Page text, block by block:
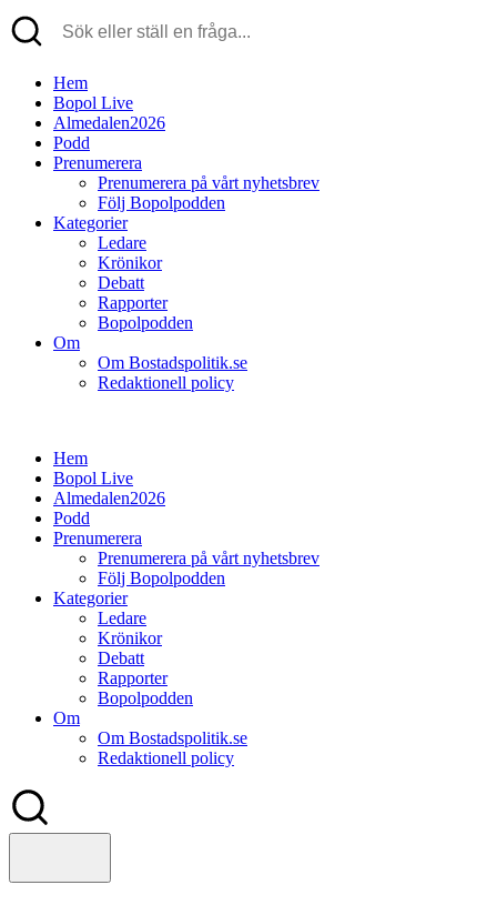
Hem
Bopol Live
Almedalen2026
Podd
Prenumerera
Prenumerera på vårt nyhetsbrev
Följ Bopolpodden
Kategorier
Ledare
Krönikor
Debatt
Rapporter
Bopolpodden
Om
Om Bostadspolitik.se
Redaktionell policy
Hem
Bopol Live
Almedalen2026
Podd
Prenumerera
Prenumerera på vårt nyhetsbrev
Följ Bopolpodden
Kategorier
Ledare
Krönikor
Debatt
Rapporter
Bopolpodden
Om
Om Bostadspolitik.se
Redaktionell policy